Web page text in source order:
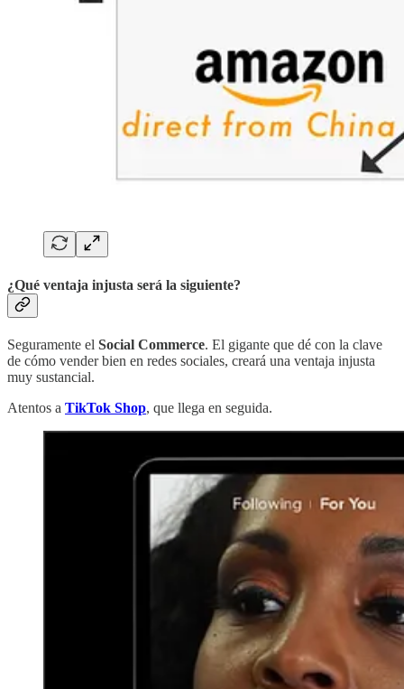
¿Qué ventaja injusta será la siguiente?
Seguramente el Social Commerce. El gigante que dé con la clave
de cómo vender bien en redes sociales, creará una ventaja injusta
muy sustancial.
Atentos a TikTok Shop, que llega en seguida.